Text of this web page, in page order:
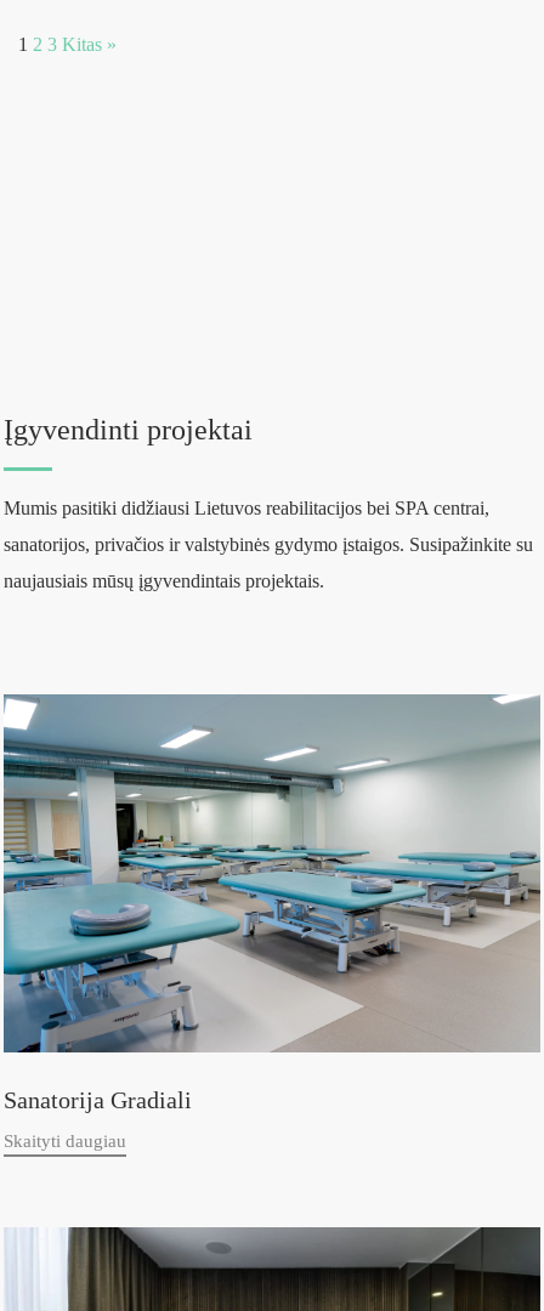
1 2 3 Kitas »
Įgyvendinti projektai
Mumis pasitiki didžiausi Lietuvos reabilitacijos bei SPA centrai,
sanatorijos, privačios ir valstybinės gydymo įstaigos. Susipažinkite su
naujausiais mūsų įgyvendintais projektais.
Sanatorija Gradiali
Skaityti daugiau